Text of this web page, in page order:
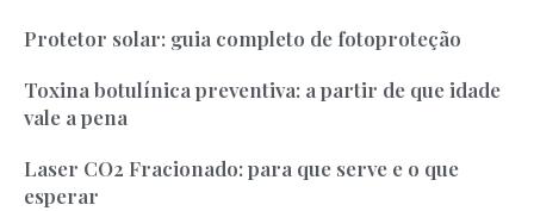
Protetor solar: guia completo de fotoproteção
Toxina botulínica preventiva: a partir de que idade
vale a pena
Laser CO2 Fracionado: para que serve e o que
esperar